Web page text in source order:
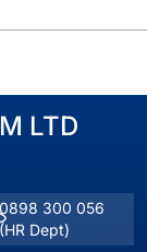
LTD
0898 300 056
(HR Dept)